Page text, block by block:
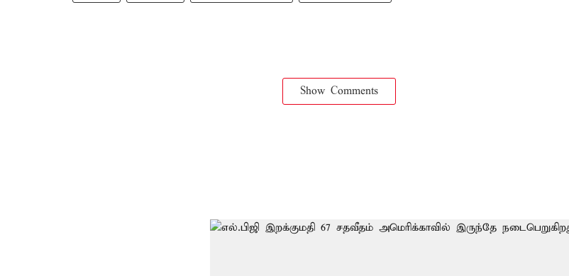
Show Comments